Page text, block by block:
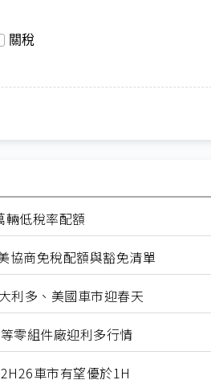
關稅
低稅率配額
商免稅配額與豁免清單
利多、美國車市迎春天
零組件廠迎利多行情
車市有望優於1H